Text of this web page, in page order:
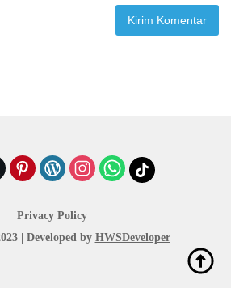
Privacy Policy
| Developed by HWSDeveloper